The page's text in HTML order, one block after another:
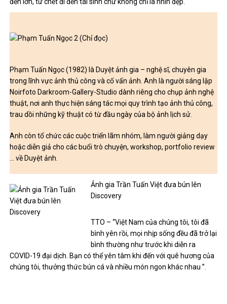
Phạm Tuấn Ngọc (1982) là Duyệt ảnh gia – nghệ sĩ, chuyên gia
trong lĩnh vực ảnh thủ công và cố vấn ảnh. Anh là người sáng lập
Noirfoto Darkroom-Gallery-Studio dành riêng cho chụp ảnh nghệ
thuật, nơi anh thực hiện sáng tác mọi quy trình tạo ảnh thủ công,
trau dồi những kỹ thuật có từ đầu ngày của bộ ảnh lịch sử.
Anh còn tổ chức các cuộc triển lãm nhóm, làm người giảng dạy
hoặc diễn giả cho các buổi trò chuyện, workshop, portfolio review
… về Duyệt ảnh.
Ảnh gia Trần Tuấn Việt đưa bún lên
Discovery
TTO – “Việt Nam của chúng tôi, tôi đã
bình yên rồi, mọi nhịp sống đều đã trở lại
bình thường như trước khi diễn ra
COVID-19 đại dịch. Bạn có thể yên tâm khi đến với quê hương của
chúng tôi, thưởng thức bún cá và nhiều món ngon khác nhau ”.